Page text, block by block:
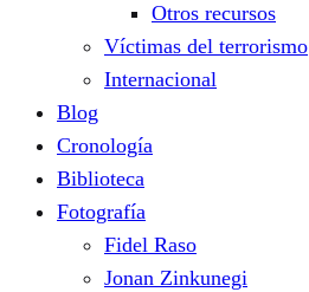
Otros recursos
Víctimas del terrorismo
Internacional
Blog
Cronología
Biblioteca
Fotografía
Fidel Raso
Jonan Zinkunegi